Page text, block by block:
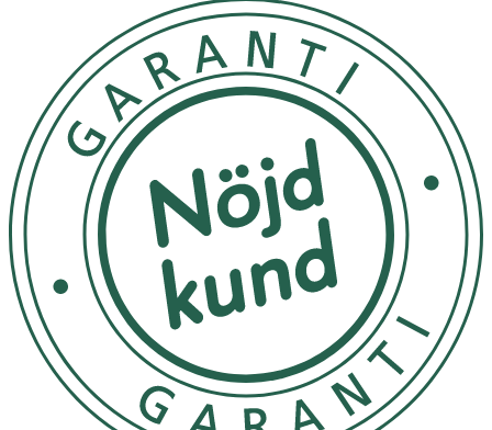
jämföra färgerna på teststickan mot jämförelsetabellen
som kommer med i ditt testkit.
Innehåll
1 test